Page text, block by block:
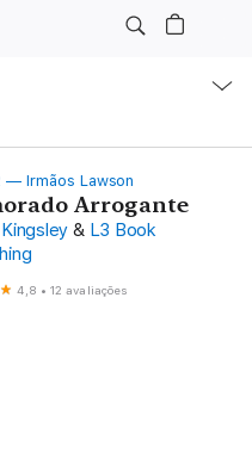
— Irmãos Lawson
Arrogante
& L3 Book
4,8 •12 avaliações